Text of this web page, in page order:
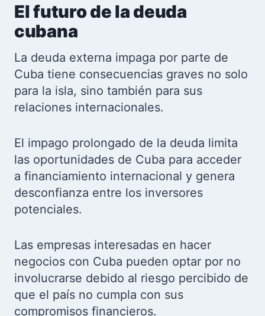
El futuro de la deuda
cubana
La deuda externa impaga por parte de
Cuba tiene consecuencias graves no solo
para la isla, sino también para sus
relaciones internacionales.
El impago prolongado de la deuda limita
las oportunidades de Cuba para acceder
a financiamiento internacional y genera
desconfianza entre los inversores
potenciales.
Las empresas interesadas en hacer
negocios con Cuba pueden optar por no
involucrarse debido al riesgo percibido de
que el país no cumpla con sus
compromisos financieros.